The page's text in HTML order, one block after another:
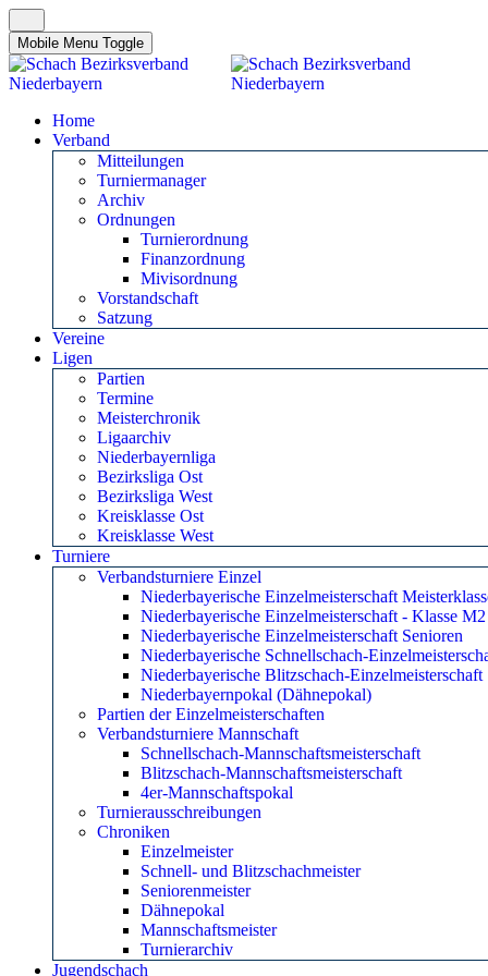
Mobile Menu Toggle
Home
Verband
Mitteilungen
Turniermanager
Archiv
Ordnungen
Turnierordnung
Finanzordnung
Mivisordnung
Vorstandschaft
Satzung
Vereine
Ligen
Partien
Termine
Meisterchronik
Ligaarchiv
Niederbayernliga
Bezirksliga Ost
Bezirksliga West
Kreisklasse Ost
Kreisklasse West
Turniere
Verbandsturniere Einzel
Niederbayerische Einzelmeisterschaft
Niederbayerische Einzelmeisterschaft - Klasse M2
Niederbayerische Einzelmeisterschaft Senioren
Niederbayerische Schnellschach-
Niederbayerische Blitzschach-Einzelmeisterschaft
Niederbayernpokal (Dähnepokal)
Partien der Einzelmeisterschaften
Verbandsturniere Mannschaft
Schnellschach-Mannschaftsmeisterschaft
Blitzschach-Mannschaftsmeisterschaft
4er-Mannschaftspokal
Turnierausschreibungen
Chroniken
Einzelmeister
Schnell- und Blitzschachmeister
Seniorenmeister
Dähnepokal
Mannschaftsmeister
Turnierarchiv
Jugendschach